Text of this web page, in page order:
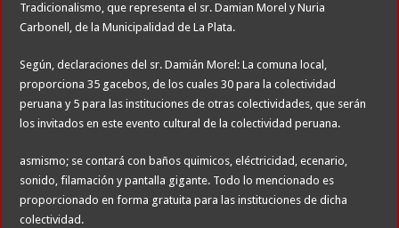
Tradicionalismo, que representa el sr. Damian Morel y Nuria
Carbonell, de la Municipalidad de La Plata.
Según, declaraciones del sr. Damián Morel: La comuna local,
proporciona 35 gacebos, de los cuales 30 para la colectividad
peruana y 5 para las instituciones de otras colectividades, que serán
los invitados en este evento cultural de la colectividad peruana.
asmismo; se contará con baños quimicos, eléctricidad, ecenario,
sonido, filamación y pantalla gigante. Todo lo mencionado es
proporcionado en forma gratuita para las instituciones de dicha
colectividad.